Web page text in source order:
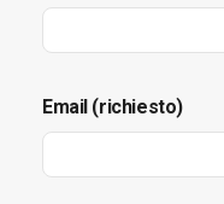
Email (richiesto)